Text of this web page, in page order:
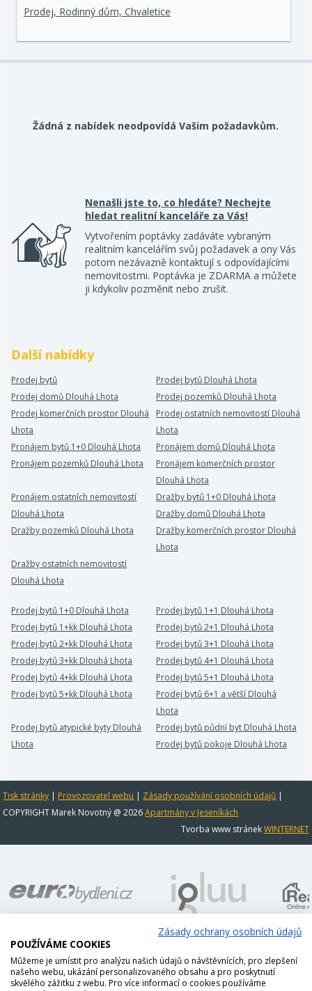
Prodej, Rodinný dům, Chvaletice
Žádná z nabídek neodpovídá Vašim požadavkům.
Nenašli jste to, co hledáte? Nechejte
hledat realitní kanceláře za Vás!
Vytvořením poptávky zadáváte vybraným
realitním kancelářím svůj požadavek a ony Vás
potom nezávazně kontaktují s odpovídajícími
nemovitostmi. Poptávka je ZDARMA a můžete
ji kdykoliv pozměnit nebo zrušit.
Další nabídky
Prodej bytů
Prodej bytů Dlouhá Lhota
Prodej domů Dlouhá Lhota
Prodej pozemků Dlouhá Lhota
Prodej komerčních prostor Dlouhá
Lhota
Prodej ostatních nemovitostí Dlouhá
Lhota
Pronájem bytů 1+0 Dlouhá Lhota
Pronájem domů Dlouhá Lhota
Pronájem pozemků Dlouhá Lhota
Pronájem komerčních prostor
Dlouhá Lhota
Pronájem ostatních nemovitostí
Dlouhá Lhota
Dražby bytů 1+0 Dlouhá Lhota
Dražby domů Dlouhá Lhota
Dražby pozemků Dlouhá Lhota
Dražby komerčních prostor Dlouhá
Lhota
Dražby ostatních nemovitostí
Dlouhá Lhota
Prodej bytů 1+0 Dlouhá Lhota
Prodej bytů 1+1 Dlouhá Lhota
Prodej bytů 1+kk Dlouhá Lhota
Prodej bytů 2+1 Dlouhá Lhota
Prodej bytů 2+kk Dlouhá Lhota
Prodej bytů 3+1 Dlouhá Lhota
Prodej bytů 3+kk Dlouhá Lhota
Prodej bytů 4+1 Dlouhá Lhota
Prodej bytů 4+kk Dlouhá Lhota
Prodej bytů 5+1 Dlouhá Lhota
Prodej bytů 5+kk Dlouhá Lhota
Prodej bytů 6+1 a větší Dlouhá
Lhota
Prodej bytů atypické byty Dlouhá
Lhota
Prodej bytů půdní byt Dlouhá Lhota
Prodej bytů pokoje Dlouhá Lhota
Tisk stránky | Provozovatel webu | Zásady používání osobních údajů |
COPYRIGHT Marek Novotný @ 2026Apartmány v Jeseníkách
Tvorba www stránekWINTERNET
Zásady ochrany osobních údajů
POUŽÍVÁME COOKIES
Můžeme je umístit pro analýzu našich údajů o návštěvnících, pro zlepšení
našeho webu, ukázání personalizovaného obsahu a pro poskytnutí
skvělého zážitku z webu. Pro více informací o cookies používáme